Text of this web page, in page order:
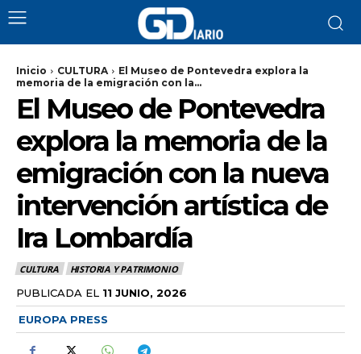
Inicio CULTURA
El Museo de Pontevedra explora la
memoria de la emigración con la...
El Museo de Pontevedra
explora la memoria de la
emigración con la nueva
intervención artística de
Ira Lombardía
CULTURA HISTORIA Y PATRIMONIO
PUBLICADA EL 11 JUNIO, 2026
EUROPA PRESS